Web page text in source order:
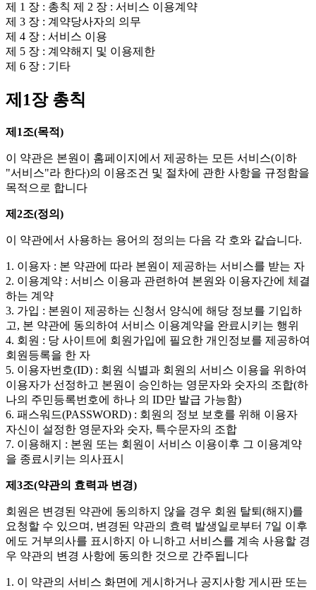
제 1 장 : 총칙 제 2 장 : 서비스 이용계약
제 3 장 : 계약당사자의 의무
제 4 장 : 서비스 이용
제 5 장 : 계약해지 및 이용제한
제 6 장 : 기타
제1장 총칙
제1조(목적)
이 약관은 본원이 홈페이지에서 제공하는 모든 서비스(이하
"서비스"라 한다)의 이용조건 및 절차에 관한 사항을 규정함을
목적으로 합니다
제2조(정의)
이 약관에서 사용하는 용어의 정의는 다음 각 호와 같습니다.
1. 이용자 : 본 약관에 따라 본원이 제공하는 서비스를 받는 자
2. 이용계약 : 서비스 이용과 관련하여 본원와 이용자간에 체결
하는 계약
3. 가입 : 본원이 제공하는 신청서 양식에 해당 정보를 기입하
고, 본 약관에 동의하여 서비스 이용계약을 완료시키는 행위
4. 회원 : 당 사이트에 회원가입에 필요한 개인정보를 제공하여
회원등록을 한 자
5. 이용자번호(ID) : 회원 식별과 회원의 서비스 이용을 위하여
이용자가 선정하고 본원이 승인하는 영문자와 숫자의 조합(하
나의 주민등록번호에 하나 의 ID만 발급 가능함)
6. 패스워드(PASSWORD) : 회원의 정보 보호를 위해 이용자
자신이 설정한 영문자와 숫자, 특수문자의 조합
7. 이용해지 : 본원 또는 회원이 서비스 이용이후 그 이용계약
을 종료시키는 의사표시
제3조(약관의 효력과 변경)
회원은 변경된 약관에 동의하지 않을 경우 회원 탈퇴(해지)를
요청할 수 있으며, 변경된 약관의 효력 발생일로부터 7일 이후
에도 거부의사를 표시하지 아 니하고 서비스를 계속 사용할 경
우 약관의 변경 사항에 동의한 것으로 간주됩니다
1. 이 약관의 서비스 화면에 게시하거나 공지사항 게시판 또는